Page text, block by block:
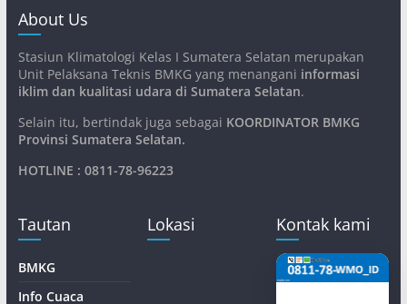
About Us
Stasiun Klimatologi Kelas I Sumatera Selatan merupakan
Unit Pelaksana Teknis BMKG yang menangani informasi
iklim dan kualitasi udara di Sumatera Selatan.
Selain itu, bertindak juga sebagai KOORDINATOR BMKG
Provinsi Sumatera Selatan.
HOTLINE : 0811-78-96223
Tautan
BMKG
Info Cuaca
Lokasi Kontak kami